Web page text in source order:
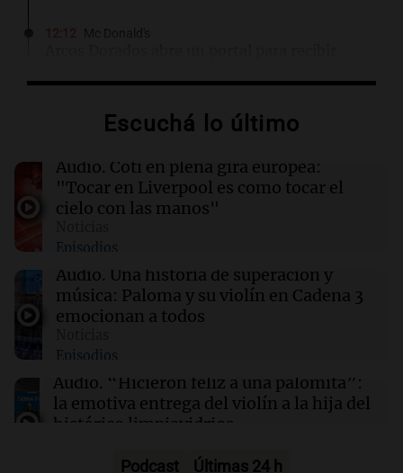
restaurantes McDonald’s
Quiniela la primera de la mañana: conocé los
números ganadores de hoy jueves 6 de
agosto.
12:11 Clima
Clima en Rosario: cómo seguirá el tiempo este
jueves 6 de agosto
Clima en CABA: cómo seguirá el tiempo este
jueves 6 de agosto
Escuchá lo último
Audio. Coti en plena gira europea:
"Tocar en Liverpool es como tocar el
cielo con las manos"
Episodios
Audio. Una historia de superación y
música: Paloma y su violín en Cadena 3
emocionan a todos
Episodios
Audio. “Hicieron feliz a una palomita”:
la emotiva entrega del violín a la hija del
histórico limpiavidrios
Podcast Últimas 24 h